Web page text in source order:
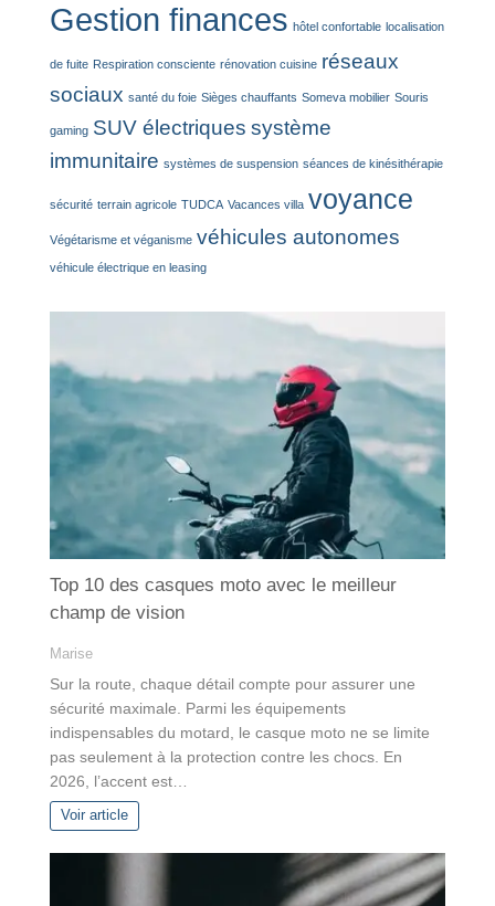
Gestion finances hôtel confortable localisation
de fuite Respiration consciente rénovation cuisine réseaux
sociaux santé du foie Sièges chauffants Someva mobilier Souris
gaming SUV électriques système
immunitaire systèmes de suspension séances de kinésithérapie
sécurité terrain agricole TUDCA Vacances villa voyance
Végétarisme et véganisme véhicules autonomes
véhicule électrique en leasing
Top 10 des casques moto avec le meilleur
champ de vision
Marise
Sur la route, chaque détail compte pour assurer une
sécurité maximale. Parmi les équipements
indispensables du motard, le casque moto ne se limite
pas seulement à la protection contre les chocs. En
2026, l’accent est…
Voir article